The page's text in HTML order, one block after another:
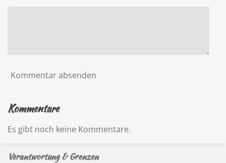
Kommentar absenden
Kommentare
Es gibt noch keine Kommentare.
Verantwortung & Grenzen